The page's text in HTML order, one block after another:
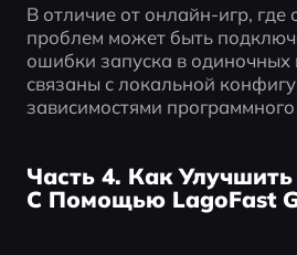
В отличие от онлайн-игр, где
проблем может быть
ошибки запуска в одиночных
связаны с локальной
зависимостями
Часть 4. Как
С Помощью LagoFast